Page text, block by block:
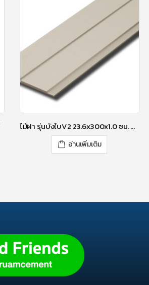
ไม้ฝา รุ่นบังใบV2 23.6x300x1.0 ซม. สีซีเมนต์
อ่านเพิ่มเติม